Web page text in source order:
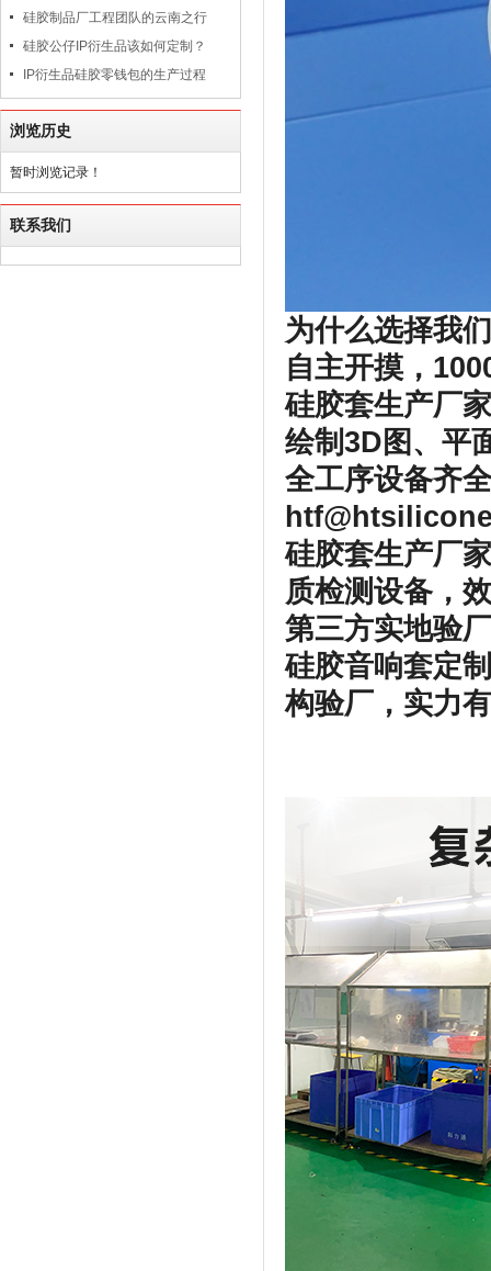
硅胶制品厂工程团队的云南之行
硅胶公仔IP衍生品该如何定制？
IP衍生品硅胶零钱包的生产过程
浏览历史
暂时浏览记录！
联系我们
为什么选择我
自主开摸，
硅胶套生产厂
绘制3D图、平
全工序设备齐
硅胶套生产厂
质检测设备，
第三方实地验
硅胶音响套定
构验厂，实力